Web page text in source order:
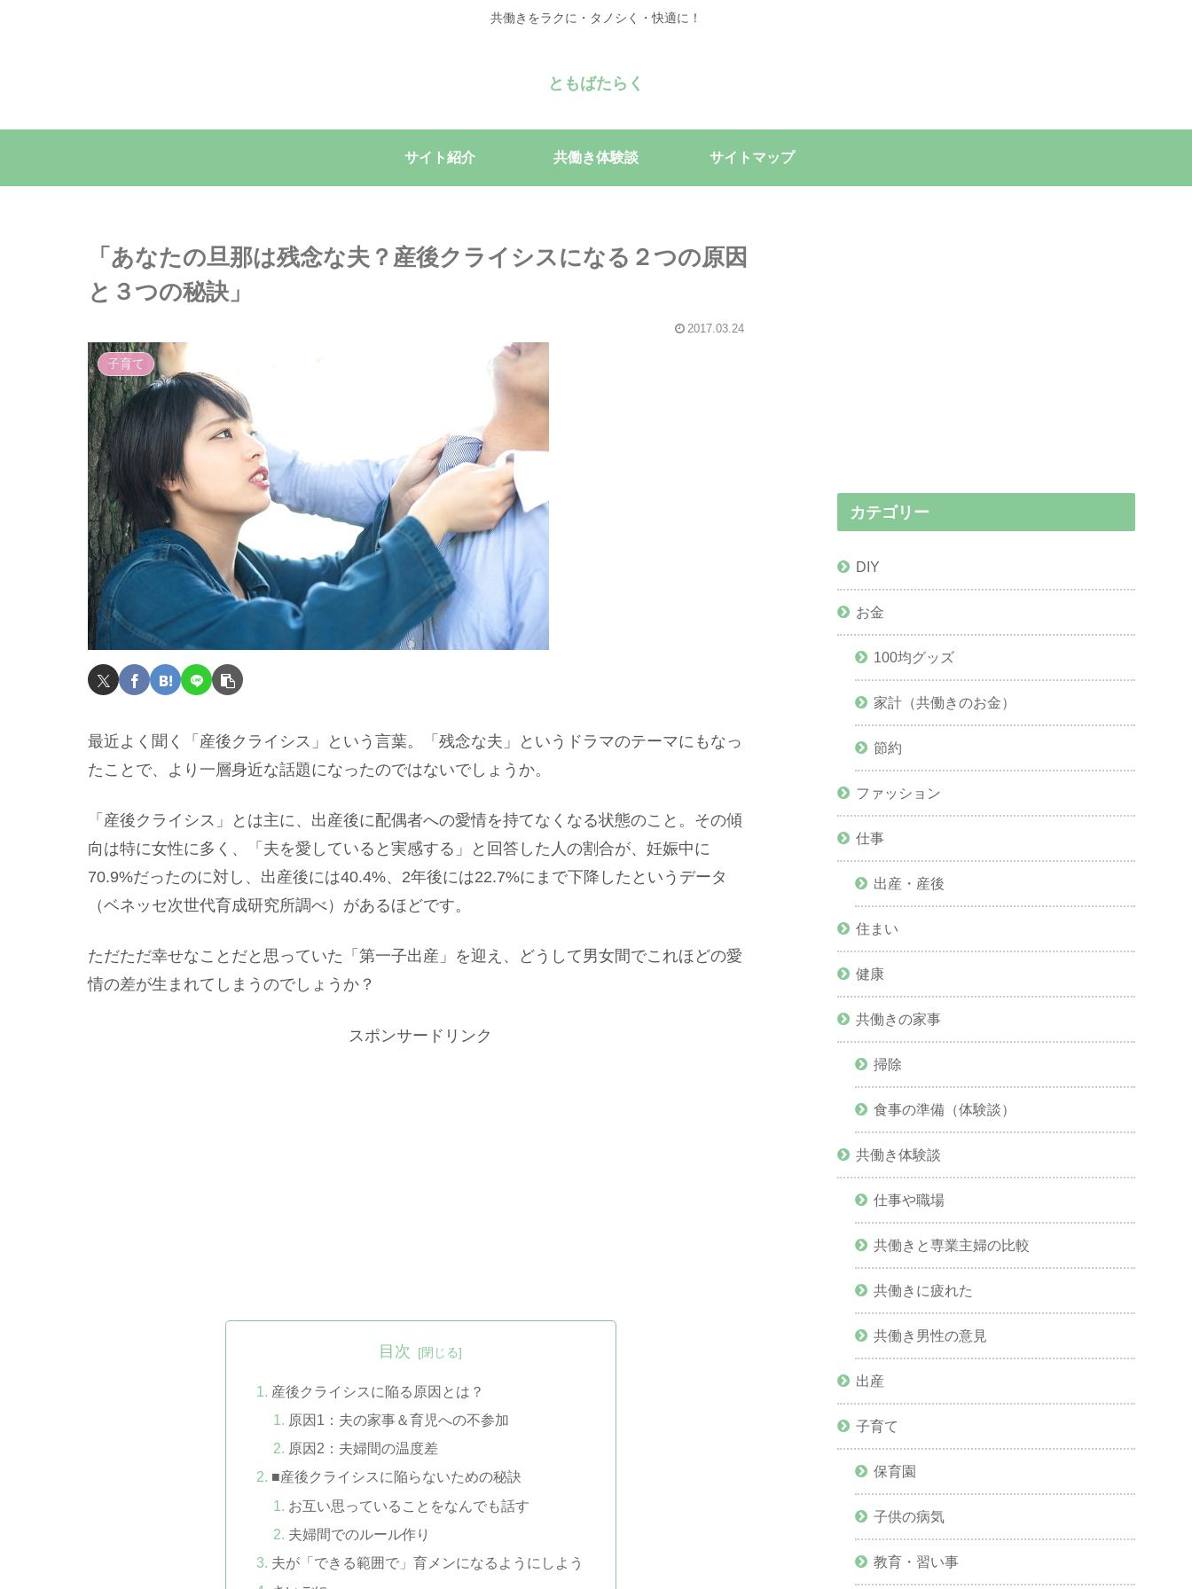
共働きをラクに・タノシく・快適に！
ともばたらく
サイト紹介 共働き体験談 サイトマップ
「あなたの旦那は残念な夫？産後クライシスになる２つの原因
と３つの秘訣」
2017.03.24
子育て
最近よく聞く「産後クライシス」という言葉。「残念な夫」というドラマのテーマにもなっ
たことで、より一層身近な話題になったのではないでしょうか。
「産後クライシス」とは主に、出産後に配偶者への愛情を持てなくなる状態のこと。その傾
向は特に女性に多く、「夫を愛していると実感する」と回答した人の割合が、妊娠中に
70.9%だったのに対し、出産後には40.4%、2年後には22.7%にまで下降したというデータ
（ベネッセ次世代育成研究所調べ）があるほどです。
ただただ幸せなことだと思っていた「第一子出産」を迎え、どうして男女間でこれほどの愛
情の差が生まれてしまうのでしょうか？
スポンサードリンク
目次
産後クライシスに陥る原因とは？
原因1：夫の家事＆育児への不参加
原因2：夫婦間の温度差
■産後クライシスに陥らないための秘訣
お互い思っていることをなんでも話す
夫婦間でのルール作り
夫が「できる範囲で」育メンになるようにしよう
カテゴリー
DIY
お金
100均グッズ
家計（共働きのお金）
節約
ファッション
仕事
出産・産後
住まい
健康
共働きの家事
掃除
食事の準備（体験談）
共働き体験談
仕事や職場
共働きと専業主婦の比較
共働きに疲れた
共働き男性の意見
出産
子育て
保育園
子供の病気
教育・習い事